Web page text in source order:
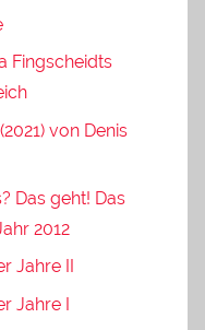
Fingscheidts
von Denis
Das geht! Das
2012
Jahre II
Jahre I